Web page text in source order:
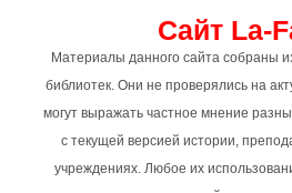
Сайт La-
Материалы данного сайта собраны
библиотек. Они не проверялись на
могут выражать частное мнение
с текущей версией истории,
учреждениях. Любое их